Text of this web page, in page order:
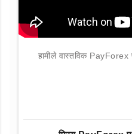
हामीले वास्तविक PayForex